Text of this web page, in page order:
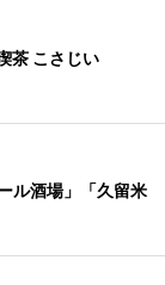
茶 こさじい
ル酒場」「久留米